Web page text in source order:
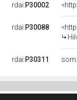
rdai:P30002
rdai:P30088
rdai:P30311